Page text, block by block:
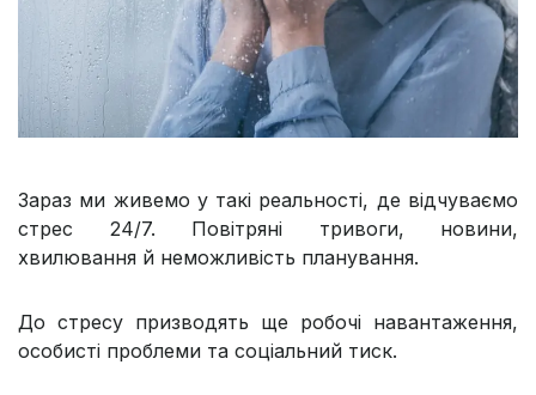
Зараз ми живемо у такі реальності, де відчуваємо
стрес 24/7. Повітряні тривоги, новини,
хвилювання й неможливість планування.
До стресу призводять ще робочі навантаження,
особисті проблеми та соціальний тиск.